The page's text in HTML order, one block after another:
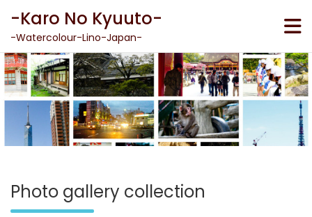
content
-Karo No Kyuuto-
-Watercolour-Lino-Japan-
Photo gallery collection